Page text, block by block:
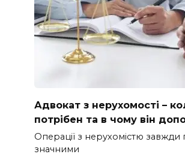
Адвокат з нерухомості –
потрібен та в чому він
Операції з нерухомістю завжди
значними